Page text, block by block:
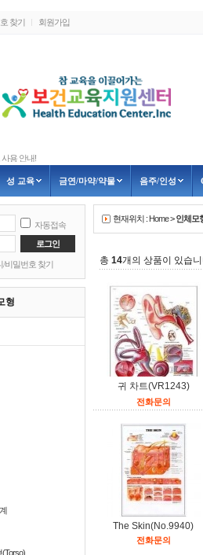
찾기 회원가입
용 안내!
제품 안내
교육-금연골든벨, 인형극
출시 안내
출시 안내
성 교육 금연/마약/약물 음주/인성
자동접속
/비밀번호 찾기
형
현재위치 : Home>인체모
총 14개의 상품이 있습
귀 차트(VR1243)
전화문의
The Skin(No.9940)
전화문의